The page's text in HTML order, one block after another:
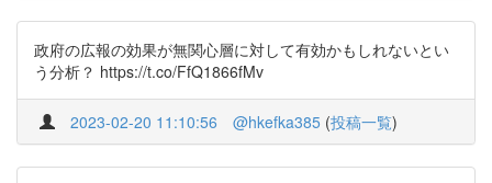
政府の広報の効果が無関心層に対して有効かもしれないとい
う分析？ https://t.co/FfQ1866fMv
2023-02-20 11:10:56 @hkefka385 (投稿一覧)